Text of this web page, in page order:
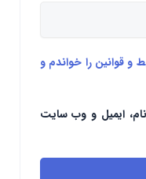
و قوانین را خواندم و
ایمیل و وب سایت